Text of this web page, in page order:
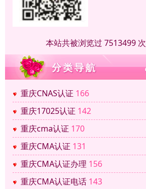
本站共被浏览过 7513499 次
重庆CNAS认证 166
重庆17025认证 142
重庆cma认证 170
重庆CMA认证 131
重庆CMA认证办理 156
重庆CMA认证电话 143